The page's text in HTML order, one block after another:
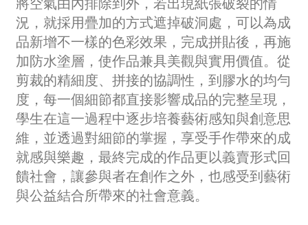
將空氣由內排除到外，若出現紙張破裂的情
況，就採用疊加的方式遮掉破洞處，可以為成
品新增不一樣的色彩效果，完成拼貼後，再施
加防水塗層，使作品兼具美觀與實用價值。從
剪裁的精細度、拼接的協調性，到膠水的均勻
度，每一個細節都直接影響成品的完整呈現，
學生在這一過程中逐步培養藝術感知與創意思
維，並透過對細節的掌握，享受手作帶來的成
就感與樂趣，最終完成的作品更以義賣形式回
饋社會，讓參與者在創作之外，也感受到藝術
與公益結合所帶來的社會意義。